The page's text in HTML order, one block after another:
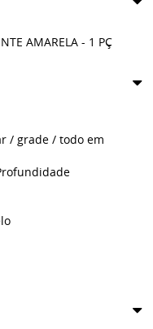
AMARELA - 1 PÇ
/ grade / todo em